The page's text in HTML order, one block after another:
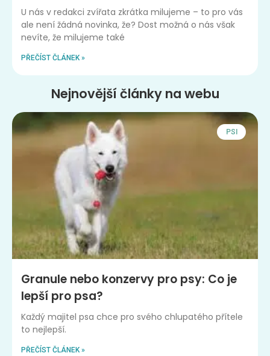
U nás v redakci zvířata zkrátka milujeme – to pro vás
ale není žádná novinka, že? Dost možná o nás však
nevíte, že milujeme také
PŘEČÍST ČLÁNEK »
Nejnovější články na webu
PSI
Granule nebo konzervy pro psy: Co je
lepší pro psa?
Každý majitel psa chce pro svého chlupatého přítele
to nejlepší.
PŘEČÍST ČLÁNEK »